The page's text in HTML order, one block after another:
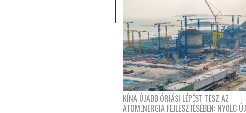
KÍNA ÚJABB ÓRIÁSI LÉPÉST TESZ AZ
ATOMENERGIA FEJLESZTÉSÉBEN: NYOLC ÚJ